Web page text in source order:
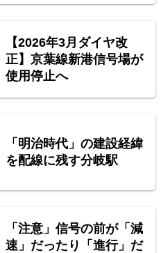
送列車2 特急型車両編
【2026年3月ダイヤ改
正】京葉線新港信号場が
使用停止へ
「明治時代」の建設経緯
を配線に残す分岐駅
「注意」信号の前が「減
速」だったり「進行」だ